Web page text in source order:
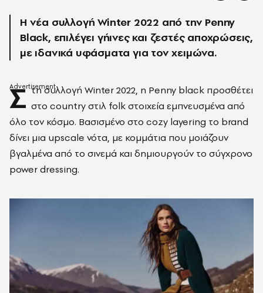
Η νέα συλλογή Winter 2022 από την Penny
Black, επιλέγει γήινες και ζεστές αποχρώσεις,
με ιδανικά υφάσματα για τον χειμώνα.
Σ τη συλλογή Winter 2022, η Penny black προσθέτει
στο country στιλ folk στοιχεία εμπνευσμένα από
όλο τον κόσμο. Βασισμένο στο cozy layering το brand
δίνει μια upscale νότα, με κομμάτια που μοιάζουν
βγαλμένα από το σινεμά και δημιουργούν το σύγχρονο
power dressing.